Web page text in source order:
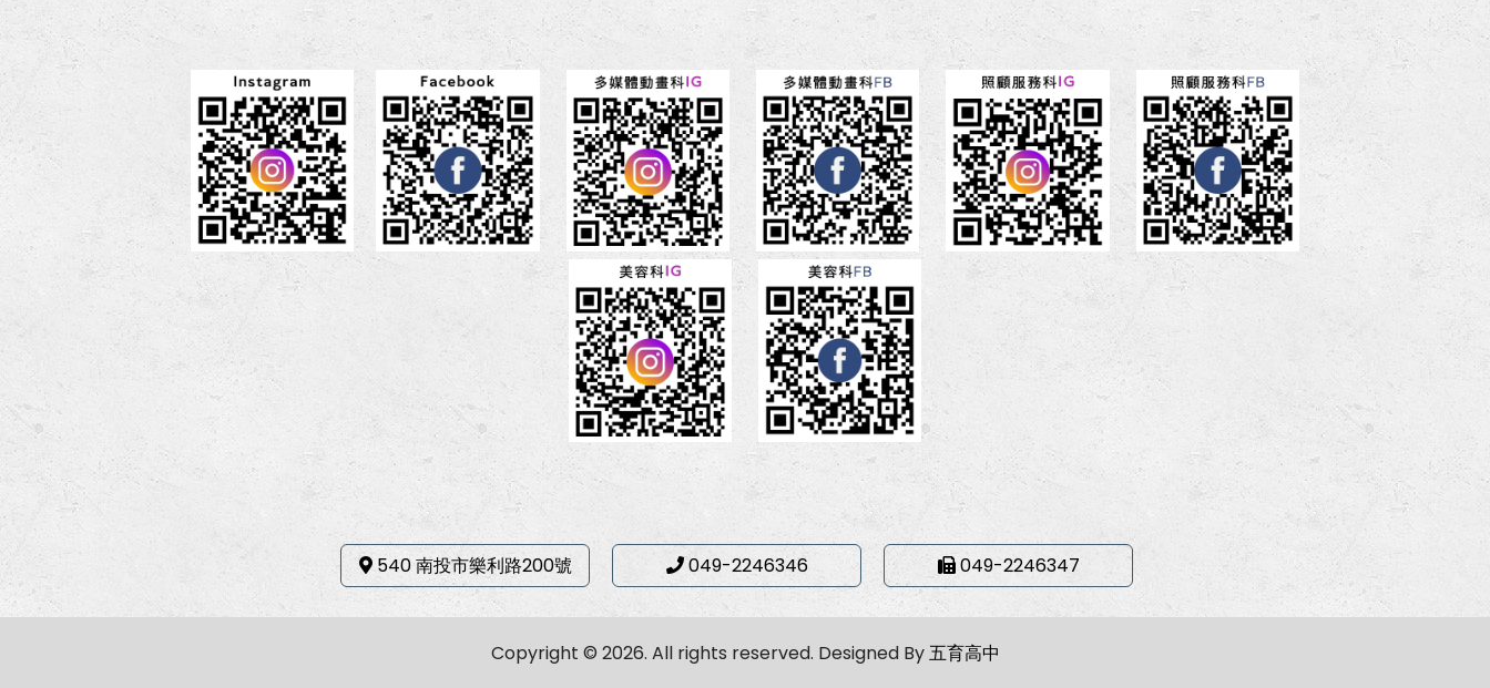
540 南投市樂利路200號 049-2246346 049-2246347
Copyright © 2026. All rights reserved. Designed By五育高中